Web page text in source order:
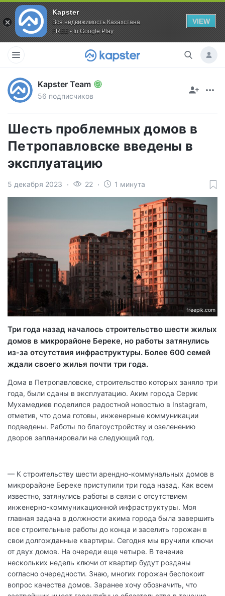
Kapster
Вся недвижимость Казахстана
FREE - In Google Play
VIEW
Kapster Team
56 подписчиков
Шесть проблемных домов в
Петропавловске введены в
эксплуатацию
5 декабря 2023 22 1 минута
freepik.com
Три года назад началось строительство шести жилых
домов в микрорайоне Береке, но работы затянулись
из-за отсутствия инфраструктуры. Более 600 семей
ждали своего жилья почти три года.
Дома в Петропавловске, строительство которых заняло три
года, были сданы в эксплуатацию. Аким города Серик
Мухамедиев поделился радостной новостью в Instagram,
отметив, что дома готовы, инженерные коммуникации
подведены. Работы по благоустройству и озеленению
дворов запланировали на следующий год.
— К строительству шести арендно-коммунальных домов в
микрорайоне Береке приступили три года назад. Как всем
известно, затянулись работы в связи с отсутствием
инженерно-коммуникационной инфраструктуры. Моя
главная задача в должности акима города была завершить
все строительные работы до конца и заселить горожан в
свои долгожданные квартиры. Сегодня мы вручили ключи
от двух домов. На очереди еще четыре. В течение
нескольких недель ключи от квартир будут розданы
согласно очередности. Знаю, многих горожан беспокоит
вопрос качества домов. Заранее хочу обозначить, что